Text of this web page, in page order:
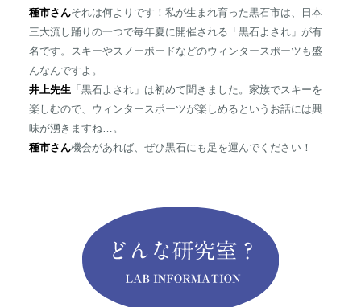
種市さんそれは何よりです！私が生まれ育った黒石市は、日本
三大流し踊りの一つで毎年夏に開催される「黒石よされ」が有
名です。スキーやスノーボードなどのウィンタースポーツも盛
んなんですよ。
井上先生「黒石よされ」は初めて聞きました。家族でスキーを
楽しむので、ウィンタースポーツが楽しめるというお話には興
味が湧きますね…。
種市さん機会があれば、ぜひ黒石にも足を運んでください！